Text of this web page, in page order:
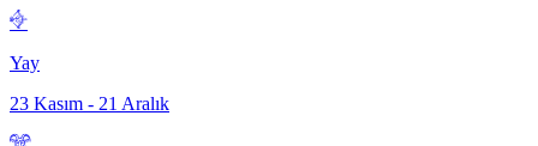
Yay
23 Kasım - 21 Aralık